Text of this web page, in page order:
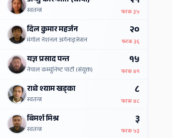
स्वतन्त्र फरक३५
दिल कुमार महर्जन
मंगोल नेशनल अर्गनाइजेसन
२०
फरक३६
यज्ञ प्रसाद पन्त
नेपाल कम्युनिष्ट पार्टी (संयुक्त)
१५
फरक४१
राधे श्याम खड्का
स्वतन्त्र
८
फरक४८
बिमर्श मिश्र
स्वतन्त्र
३
फरक५३